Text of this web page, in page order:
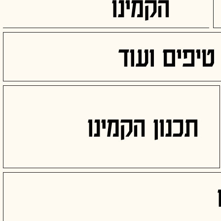
הקמינו
טיפים ועוד
תכנון הקמינו